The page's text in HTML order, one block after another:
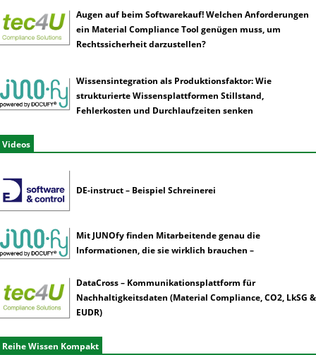
Augen auf beim Softwarekauf! Welchen Anforderungen
ein Material Compliance Tool genügen muss, um
Rechtssicherheit darzustellen?
Wissensintegration als Produktionsfaktor: Wie
strukturierte Wissensplattformen Stillstand,
Fehlerkosten und Durchlaufzeiten senken
Videos
DE-instruct – Beispiel Schreinerei
Mit JUNOfy finden Mitarbeitende genau die
Informationen, die sie wirklich brauchen –
DataCross – Kommunikationsplattform für
Nachhaltigkeitsdaten (Material Compliance, CO2, LkSG &
EUDR)
Reihe Wissen Kompakt